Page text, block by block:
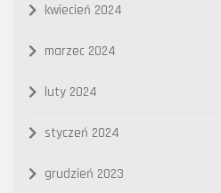
kwiecień 2024
marzec 2024
luty 2024
styczeń 2024
grudzień 2023